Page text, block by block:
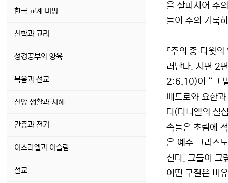
을 살피시어 주
들이 주의 거룩
『주의 종 다윗
러난다. 시편 2
2:6,10)이 “그
베드로와 요한
다(다니엘의 칠
속들은 초림에
은 예수 그리스
친다. 그들이 그
어떤 구절은 비
한국 교계 비평
신학과 교리
성경공부와 양육
복음과 선교
신앙 생활과 지혜
간증과 전기
이스라엘과 이슬람
설교